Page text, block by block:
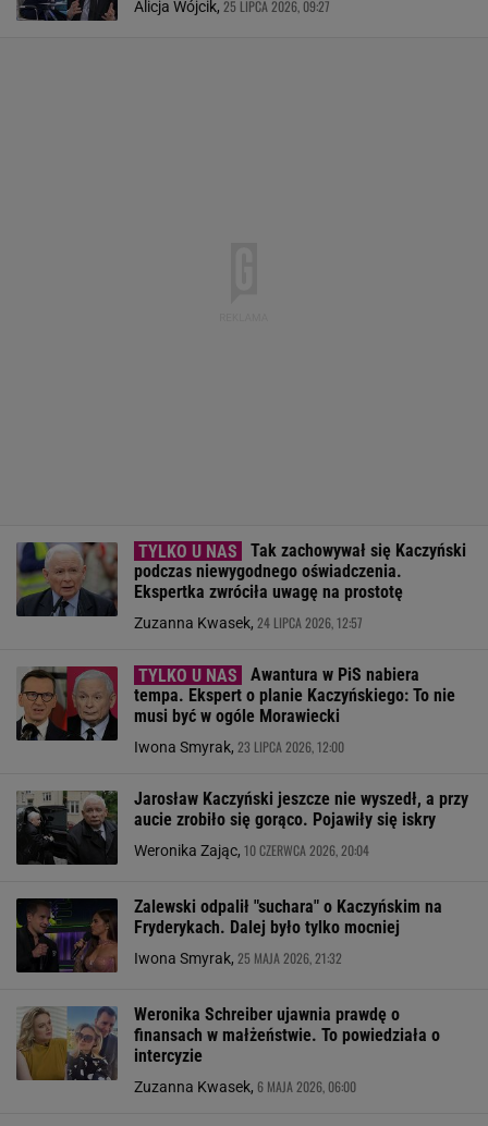
Alicja Wójcik, 25 LIPCA 2026, 09:27
Tak zachowywał się Kaczyński
podczas niewygodnego oświadczenia.
Ekspertka zwróciła uwagę na prostotę
Zuzanna Kwasek, 24 LIPCA 2026, 12:57
Awantura w PiS nabiera
tempa. Ekspert o planie Kaczyńskiego: To nie
musi być w ogóle Morawiecki
Iwona Smyrak, 23 LIPCA 2026, 12:00
Jarosław Kaczyński jeszcze nie wyszedł, a przy
aucie zrobiło się gorąco. Pojawiły się iskry
Weronika Zając, 10 CZERWCA 2026, 20:04
Zalewski odpalił "suchara" o Kaczyńskim na
Fryderykach. Dalej było tylko mocniej
Iwona Smyrak, 25 MAJA 2026, 21:32
Weronika Schreiber ujawnia prawdę o
finansach w małżeństwie. To powiedziała o
intercyzie
Zuzanna Kwasek, 6 MAJA 2026, 06:00